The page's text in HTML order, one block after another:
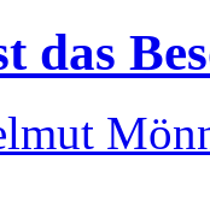
das